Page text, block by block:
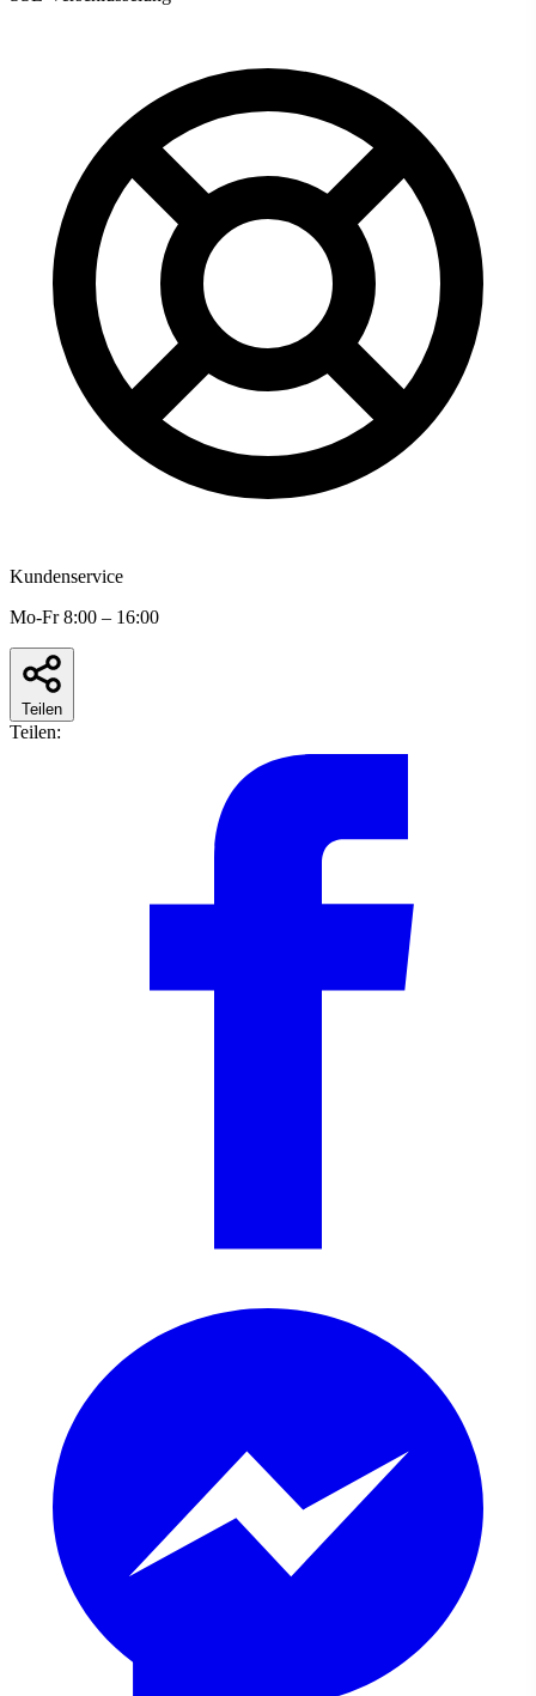
Kundenservice
Mo-Fr 8:00 – 16:00
Teilen
Teilen: